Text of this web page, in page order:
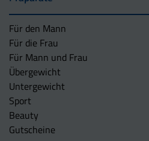
Für den Mann
Für die Frau
Für Mann und Frau
Übergewicht
Untergewicht
Sport
Beauty
Gutscheine